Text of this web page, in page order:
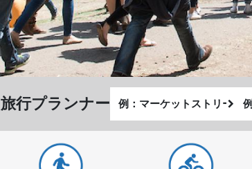
旅行プランナー 出
発
地
終
了
地